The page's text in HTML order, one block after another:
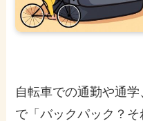
自転車での通勤や通
で「バックパック？